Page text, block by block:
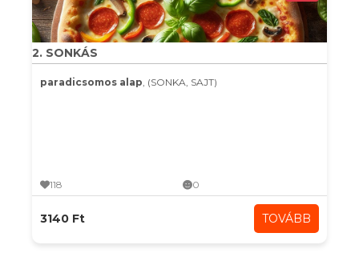
2. SONKÁS
paradicsomos alap, (SONKA, SAJT)
118 0
3140 Ft TOVÁBB